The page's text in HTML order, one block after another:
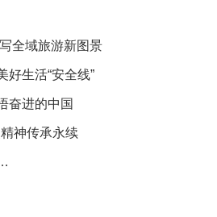
全域旅游新图景
好生活“安全线”
奋进的中国
神传承永续